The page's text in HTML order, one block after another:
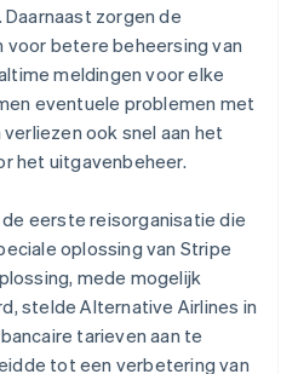
zorgen de
betere beheersing van
meldingen voor elke
eventuele problemen met
ook snel aan het
het uitgavenbeheer.
eerste reisorganisatie die
oplossing van Stripe
mede mogelijk
stelde Alternative Airlines in
tarieven aan te
tot een verbetering van